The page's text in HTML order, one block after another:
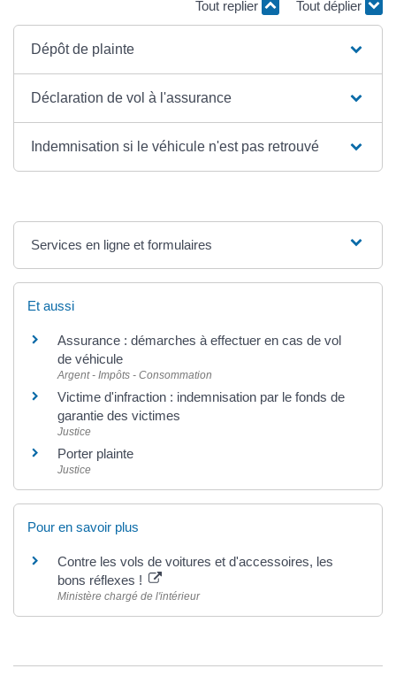
Tout replier Tout déplier
Dépôt de plainte
Déclaration de vol à l'assurance
Indemnisation si le véhicule n'est pas retrouvé
Services en ligne et formulaires
Et aussi
Assurance : démarches à effectuer en cas de vol
de véhicule
Argent - Impôts - Consommation
Victime d'infraction : indemnisation par le fonds de
garantie des victimes
Justice
Porter plainte
Justice
Pour en savoir plus
Contre les vols de voitures et d'accessoires, les
bons réflexes !
Ministère chargé de l'intérieur